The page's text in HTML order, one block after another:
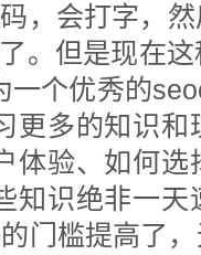
，会打字，
。但是现在
一个优秀的
更多的知识
体验、如何
知识绝非一
门槛提高了